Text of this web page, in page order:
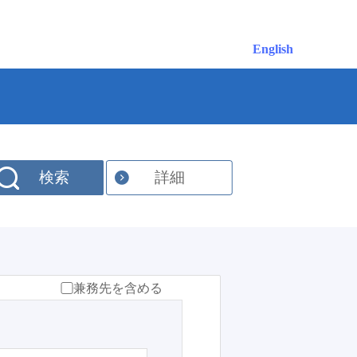
English
検索 詳細
兼務先を含める